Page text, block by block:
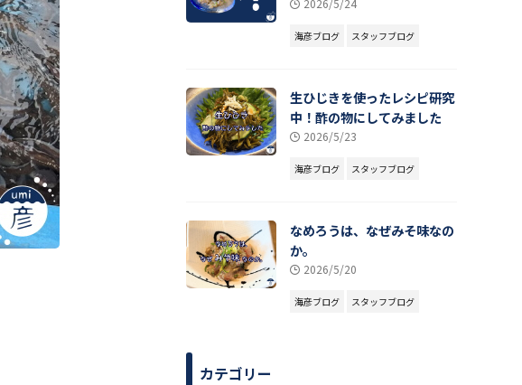
2026/5/24
海彦ブログ スタッフブログ
生ひじきを使ったレシピ研究
中！酢の物にしてみました
2026/5/23
海彦ブログ スタッフブログ
なめろうは、なぜみそ味なの
か。
2026/5/20
海彦ブログ スタッフブログ
カテゴリー